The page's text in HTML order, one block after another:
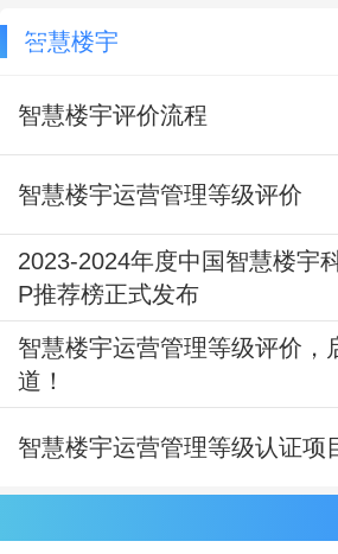
智慧楼宇
智慧楼宇评价流程
智慧楼宇运营管理等级评价
2023-2024年度中国智慧楼宇
P推荐榜正式发布
智慧楼宇运营管理等级评价，
道！
智慧楼宇运营管理等级认证项